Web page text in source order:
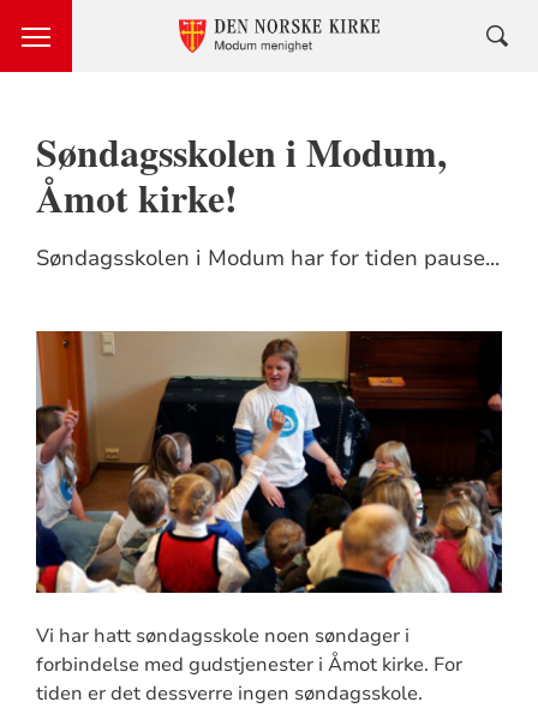
Søndagsskolen i Modum,
Åmot kirke!
Søndagsskolen i Modum har for tiden pause...
Vi har hatt søndagsskole noen søndager i
forbindelse med gudstjenester i Åmot kirke. For
tiden er det dessverre ingen søndagsskole.